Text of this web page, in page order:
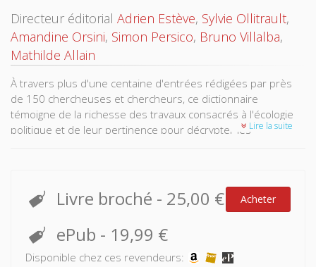
Directeur éditorial Adrien Estève, Sylvie Ollitrault,
Amandine Orsini, Simon Persico, Bruno Villalba,
Mathilde Allain
À travers plus d'une centaine d'entrées rédigées par près
de 150 chercheuses et chercheurs, ce dictionnaire
témoigne de la richesse des travaux consacrés à l'écologie
politique et de leur pertinence pour décrypter les
des concepts, idées et résultats développés par la science
politique et les disciplines connexes pour penser les
leurs évolutions et leurs conséquences politiques. Dévoilant
la vivacité des débats scientifiques bien souvent en lien avec
les enjeux sociaux et politiques, il contribue à élargir l'espace
Lire la suite
Livre broché - 25,00 € Acheter
ePub - 19,99 €
Disponible chez ces revendeurs: